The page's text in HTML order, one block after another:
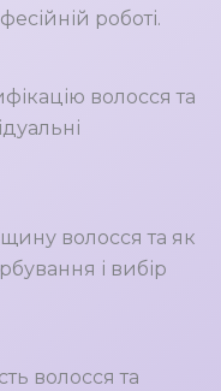
роботі.
волосся та
волосся та як
і вибір
волосся та